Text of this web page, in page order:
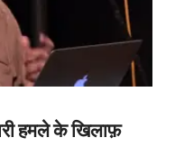
हमले के खिलाफ़